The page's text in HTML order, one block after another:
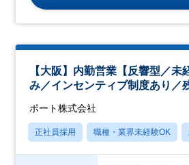
【大阪】内勤営業【反響型／
み／インセンティブ制度あり／
ポート株式会社
正社員採用 職種・業界未経験OK